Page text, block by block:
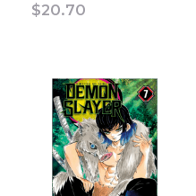
$20.70